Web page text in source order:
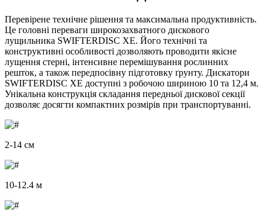
Перевірене технічне рішення та максимальна продуктивність.
Це головні переваги широкозахватного дискового
лущильника SWIFTERDISC XE. Його технічні та
конструктивні особливості дозволяють проводити якісне
лущення стерні, інтенсивне перемішування рослинних
решток, а також передпосівну підготовку ґрунту. Дискатори
SWIFTERDISC XE доступні з робочою шириною 10 та 12,4 м.
Унікальна конструкція складання передньої дискової секції
дозволяє досягти компактних розмірів при транспортуванні.
2-14 см
10-12.4 м